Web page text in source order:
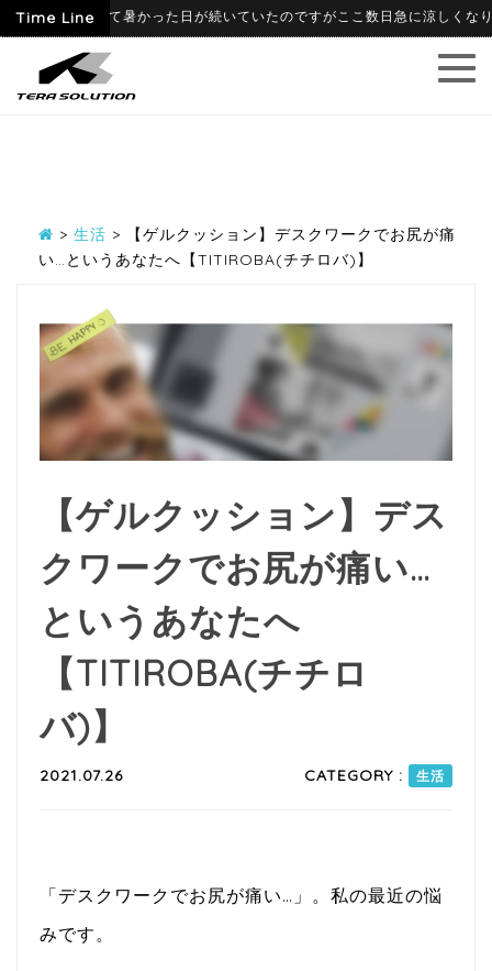
Time Line
6月に入って暑かった日が続いていたのですがここ数日急に涼しくなり、
> 生活 >
【ゲルクッション】デスクワークでお尻が痛
い…というあなたへ【TITIROBA(チチロバ)】
【ゲルクッション】デス
クワークでお尻が痛い…
というあなたへ
【TITIROBA(チチロ
バ)】
2021.07.26 CATEGORY : 生活
「デスクワークでお尻が痛い…」。私の最近の悩
みです。